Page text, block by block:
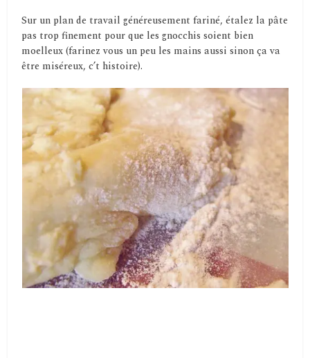
Sur un plan de travail généreusement fariné, étalez la pâte
pas trop finement pour que les gnocchis soient bien
moelleux (farinez vous un peu les mains aussi sinon ça va
être miséreux, c’t histoire).